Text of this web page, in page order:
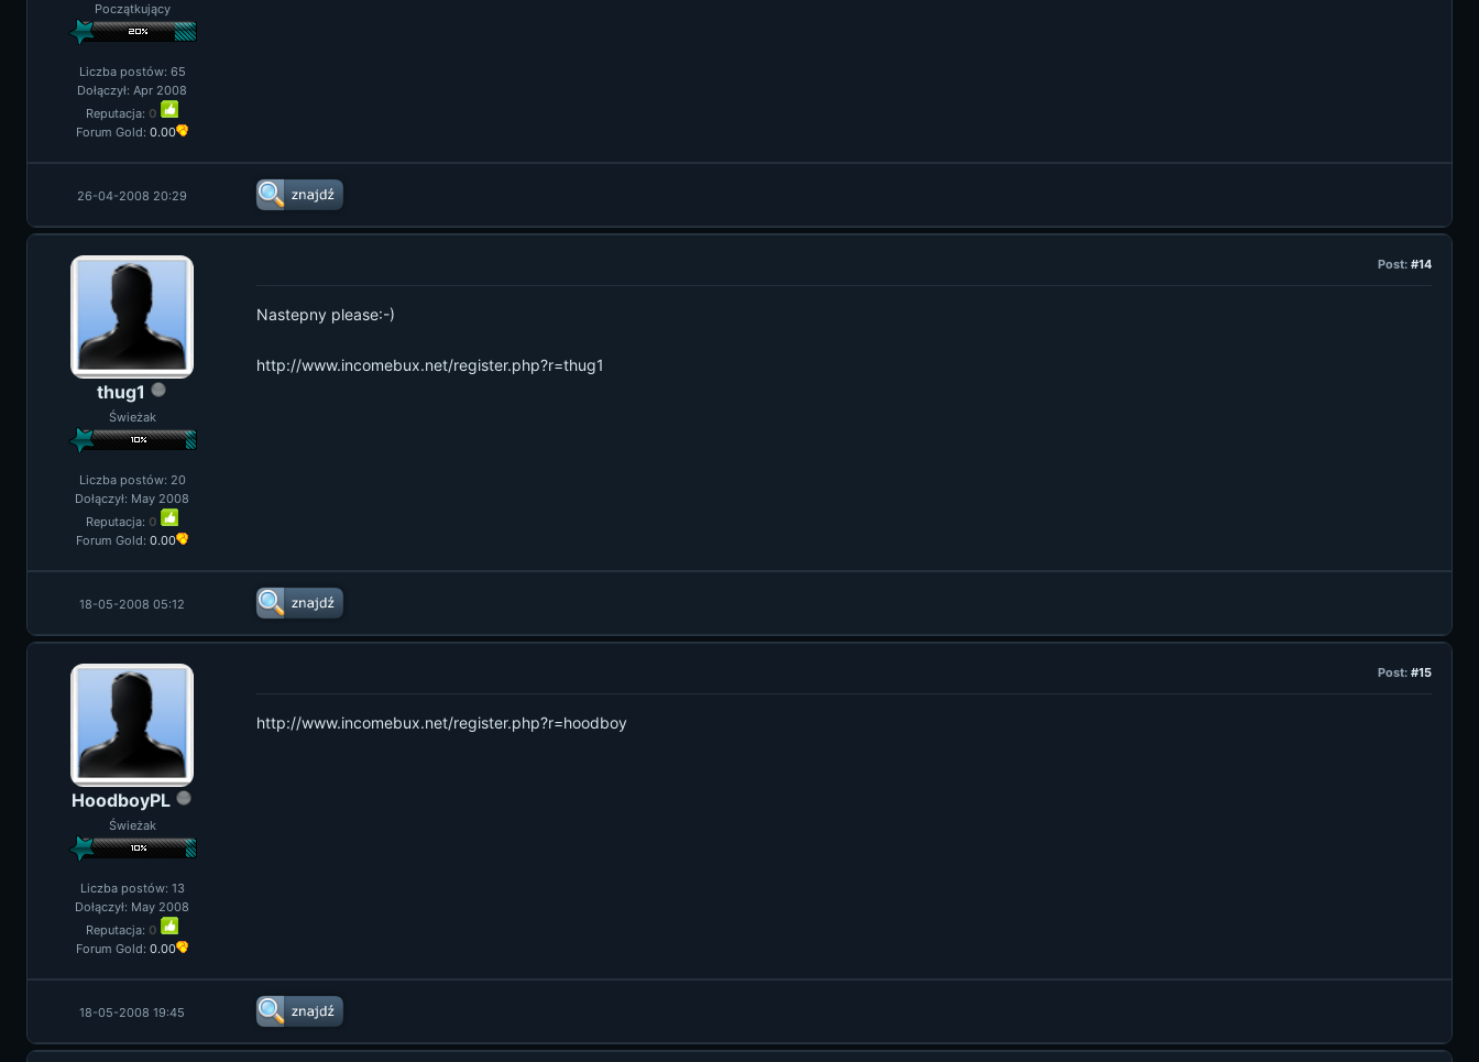
Początkujący
Liczba postów: 65
Dołączył: Apr 2008
Reputacja: 0
Forum Gold: 0.00
26-04-2008 20:29
thug1
Świeżak
Liczba postów: 20
Dołączył: May 2008
Reputacja: 0
Forum Gold: 0.00
Post: #14
Nastepny please:-)
http://www.incomebux.net/register.php?r=thug1
18-05-2008 05:12
HoodboyPL
Świeżak
Liczba postów: 13
Dołączył: May 2008
Reputacja: 0
Forum Gold: 0.00
Post: #15
http://www.incomebux.net/register.php?r=hoodboy
18-05-2008 19:45